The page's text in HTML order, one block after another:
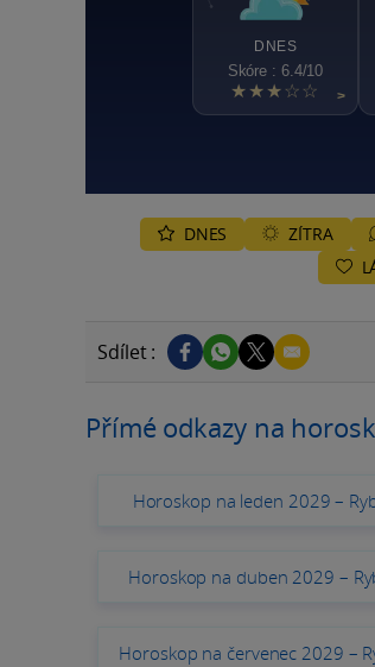
DNES
Skóre : 6.4/10
★★★☆☆ >
DNES ZÍTRA
Sdílet :
Přímé odkazy na
Horoskop na leden 2029 –
Horoskop na duben 2029 –
Horoskop na červenec 2029 –